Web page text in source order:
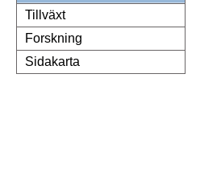
Tillväxt
Forskning
Sidakarta